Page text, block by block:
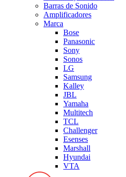
Barras de Sonido
Amplificadores
Marca
Bose
Panasonic
Sony
Sonos
LG
Samsung
Kalley
JBL
Yamaha
Multitech
TCL
Challenger
Esenses
Marshall
Hyundai
VTA